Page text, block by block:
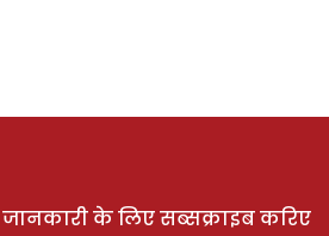
के लिए सब्सक्राइब करिए